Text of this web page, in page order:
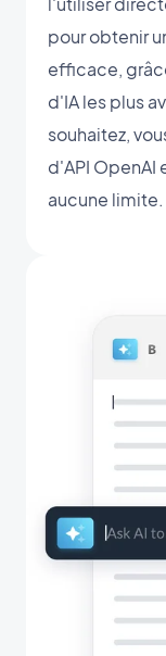
pour obtenir
efficace,
d'IA les plus
souhaitez,
d'API OpenAI
aucune limite.